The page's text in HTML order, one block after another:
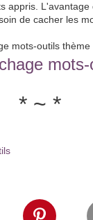
appris. L'avantage
de cacher les
* ~ *